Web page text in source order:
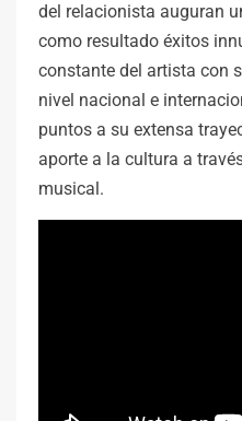
del relacionista auguran
como resultado éxitos
constante del artista con
nivel nacional e
puntos a su extensa
aporte a la cultura a
musical.